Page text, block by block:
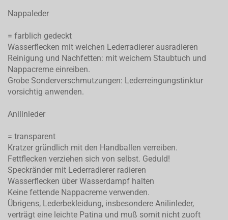
Nappaleder
= farblich gedeckt
Wasserflecken mit weichen Lederradierer ausradieren
Reinigung und Nachfetten: mit weichem Staubtuch und
Nappacreme einreiben.
Grobe Sonderverschmutzungen: Lederreingungstinktur
vorsichtig anwenden.
Anilinleder
= transparent
Kratzer gründlich mit den Handballen verreiben.
Fettflecken verziehen sich von selbst. Geduld!
Speckränder mit Lederradierer radieren
Wasserflecken über Wasserdampf halten
Keine fettende Nappacreme verwenden.
Übrigens, Lederbekleidung, insbesondere Anilinleder,
verträgt eine leichte Patina und muß somit nicht zuoft